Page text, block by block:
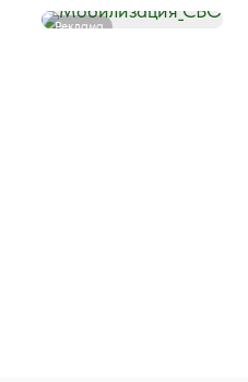
Реклама